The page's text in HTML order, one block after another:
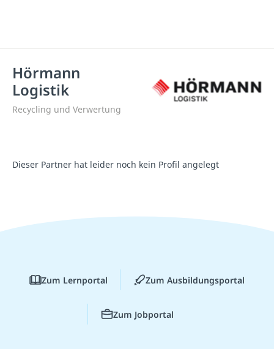
Hörmann
Logistik
Recycling und Verwertung
Dieser Partner hat leider noch kein Profil angelegt
Zum Lernportal Zum Ausbildungsportal
Zum Jobportal